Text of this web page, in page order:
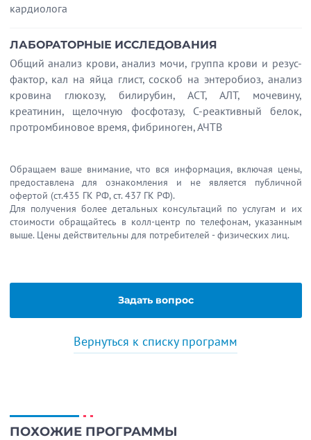
кардиолога
ЛАБОРАТОРНЫЕ ИССЛЕДОВАНИЯ
Общий анализ крови, анализ мочи, группа крови и резус-
фактор, кал на яйца глист, соскоб на энтеробиоз, анализ
кровина глюкозу, билирубин, АСТ, АЛТ, мочевину,
креатинин, щелочную фосфотазу, С-реактивный белок,
протромбиновое время, фибриноген, АЧТВ
Обращаем ваше внимание, что вся информация, включая цены,
предоставлена для ознакомления и не является публичной
офертой (ст.435 ГК РФ, cт. 437 ГК РФ).
Для получения более детальных консультаций по услугам и их
стоимости обращайтесь в колл-центр по телефонам, указанным
выше. Цены действительны для потребителей - физических лиц.
Задать вопрос
Вернуться к списку программ
ПОХОЖИЕ ПРОГРАММЫ